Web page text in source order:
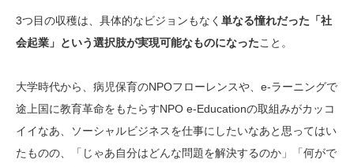
3つ目の収穫は、具体的なビジョンもなく 単なる憧れだった「社
会起業」という選択肢が実現可能なものになったこと。
大学時代から、病児保育のNPOフローレンスや、e-ラーニングで
途上国に教育革命をもたらすNPO e-Educationの取組みがカッコ
イイなあ、ソーシャルビジネスを仕事にしたいなあと思ってはい
たものの、「じゃあ自分はどんな問題を解決するのか」「何がで